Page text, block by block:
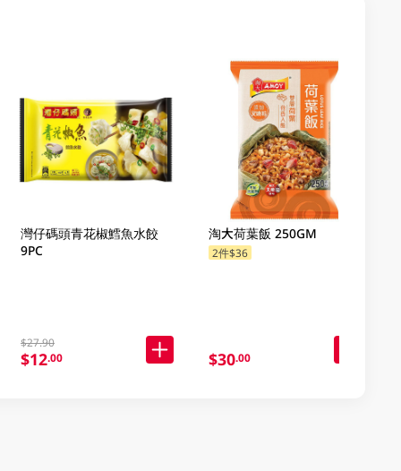
灣仔碼頭青花椒鱈魚水餃
9PC
$27.90
$12.00
淘大荷葉飯 250GM
2件$36
$30.00